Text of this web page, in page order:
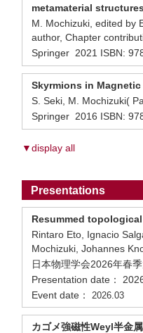
metamaterial structures
M. Mochizuki, edited by
author, Chapter
Springer 2021 ISBN:
Skyrmions in Magnetic
S. Seki, M. Mochizuki(
Springer 2016 ISBN:
▼display all
Presentations
Resummed
Rintaro Eto, Ignacio
Mochizuki, Johannes
日本物理学会2026年春
Presentation date：
Event date： 2026.03
カゴメ強磁性Weyl半金